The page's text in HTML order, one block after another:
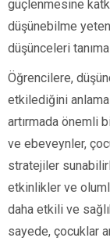
güçlenmesine
düşünebilme
düşünceleri
Öğrencilere,
etkilediğini
artırmada önemli
ve ebeveynler,
stratejiler
etkinlikler ve
daha etkili ve
sayede, çocuklar